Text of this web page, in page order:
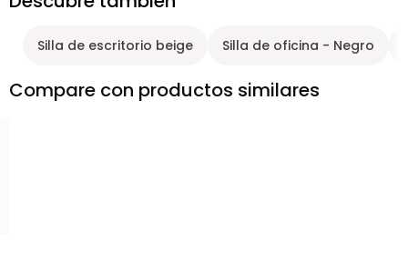
Silla de escritorio beige Silla de oficina - Negro
Compare con productos similares